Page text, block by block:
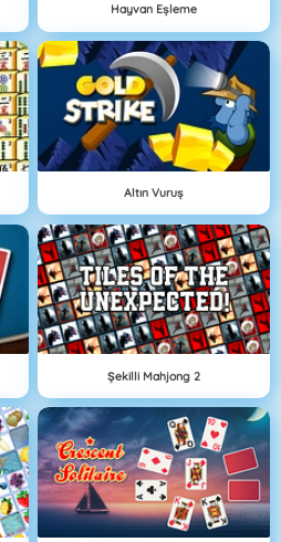
Hayvan Eşleme
Altın Vuruş
Şekilli Mahjong 2